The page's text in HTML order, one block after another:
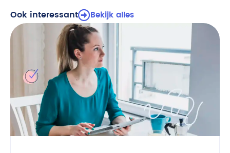
Ook interessant Bekijk alles